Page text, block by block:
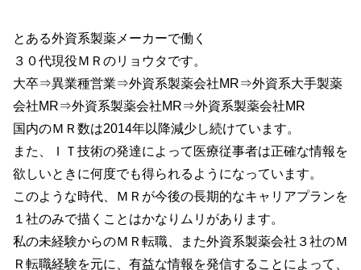
とある外資系製薬メーカーで働く
３０代現役ＭＲのリョウタです。
大卒⇒異業種営業⇒外資系製薬会社MR⇒外資系大手製薬
会社MR⇒外資系製薬会社MR⇒外資系製薬会社MR
国内のＭＲ数は2014年以降減少し続けています。
また、ＩＴ技術の発達によって医療従事者は正確な情報を
欲しいときに何度でも得られるようになっています。
このような時代、ＭＲが今後の長期的なキャリアプランを
１社のみで描くことはかなりムリがあります。
私の未経験からのＭＲ転職、また外資系製薬会社３社のＭ
Ｒ転職経験を元に、有益な情報を発信することによって、